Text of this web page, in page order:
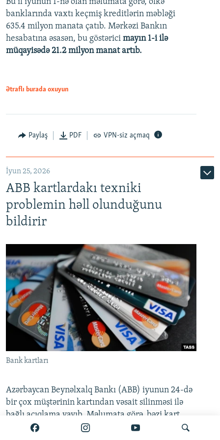
Auto 240p 360p 480p
720p 1080p
480p
720p
banklarında vaxtı keçmiş kreditlərin məbləği
635.4 milyon manata çatıb. Mərkəzi Bankın
hesabatına əsasən, bu göstərici mayın 1-i ilə
müqayisədə 21.2 milyon manat artıb.
Ətraflı burada oxuyun
Paylaş PDF VPN-siz açmaq
İyun 25, 2026
ABB kartlardakı texniki
problemin həll olunduğunu
bildirir
Bank kartları
Azərbaycan Beynəlxalq Bankı (ABB) iyunun 24-də
bir çox müştərinin kartından vəsait silinməsi ilə
bağlı açıqlama yayıb. Məlumata görə, bəzi kart
hesablarında yaranmış müvəqqəti texniki problem